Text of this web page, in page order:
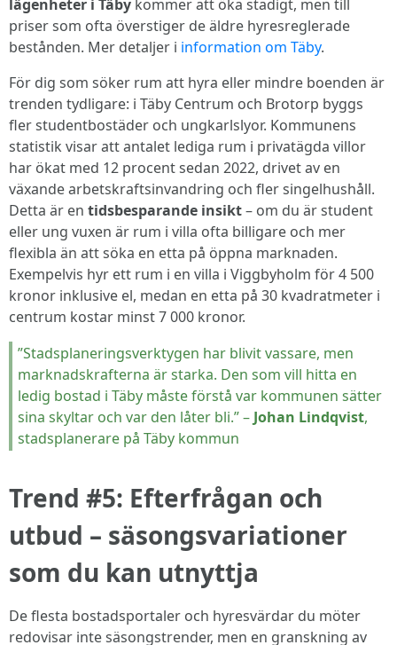
lägenheter i Täby kommer att öka stadigt, men till
priser som ofta överstiger de äldre hyresreglerade
bestånden. Mer detaljer i information om Täby.
För dig som söker rum att hyra eller mindre boenden är
trenden tydligare: i Täby Centrum och Brotorp byggs
fler studentbostäder och ungkarlslyor. Kommunens
statistik visar att antalet lediga rum i privatägda villor
har ökat med 12 procent sedan 2022, drivet av en
växande arbetskraftsinvandring och fler singelhushåll.
Detta är en tidsbesparande insikt– om du är student
eller ung vuxen är rum i villa ofta billigare och mer
flexibla än att söka en etta på öppna marknaden.
Exempelvis hyr ett rum i en villa i Viggbyholm för 4 500
kronor inklusive el, medan en etta på 30 kvadratmeter i
centrum kostar minst 7 000 kronor.
”Stadsplaneringsverktygen har blivit vassare, men
marknadskrafterna är starka. Den som vill hitta en
ledig bostad i Täby måste förstå var kommunen sätter
sina skyltar och var den låter bli.” – Johan Lindqvist,
stadsplanerare på Täby kommun
Trend #5: Efterfrågan och
utbud – säsongsvariationer
som du kan utnyttja
De flesta bostadsportaler och hyresvärdar du möter
redovisar inte säsongstrender, men en granskning av